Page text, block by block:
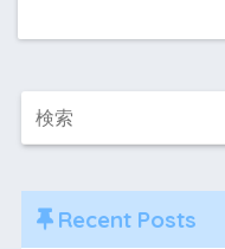
Recent Posts